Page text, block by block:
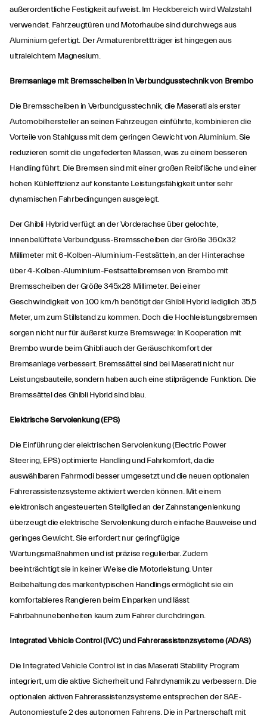
außerordentliche Festigkeit aufweist. Im Heckbereich wird Walzstahl
verwendet. Fahrzeugtüren und Motorhaube sind durchwegs aus
Aluminium gefertigt. Der Armaturenbrettträger ist hingegen aus
ultraleichtem Magnesium.
Bremsanlage mit Bremsscheiben in Verbundgusstechnik von Brembo
Die Bremsscheiben in Verbundgusstechnik, die Maserati als erster
Automobilhersteller an seinen Fahrzeugen einführte, kombinieren die
Vorteile von Stahlguss mit dem geringen Gewicht von Aluminium. Sie
reduzieren somit die ungefederten Massen, was zu einem besseren
Handling führt. Die Bremsen sind mit einer großen Reibfläche und einer
hohen Kühleffizienz auf konstante Leistungsfähigkeit unter sehr
dynamischen Fahrbedingungen ausgelegt.
Der Ghibli Hybrid verfügt an der Vorderachse über gelochte,
innenbelüftete Verbundguss-Bremsscheiben der Größe 360x32
Millimeter mit 6-Kolben-Aluminium-Festsätteln, an der Hinterachse
über 4-Kolben-Aluminium-Festsattelbremsen von Brembo mit
Bremsscheiben der Größe 345x28 Millimeter. Bei einer
Geschwindigkeit von 100 km/h benötigt der Ghibli Hybrid lediglich 35,5
Meter, um zum Stillstand zu kommen. Doch die Hochleistungsbremsen
sorgen nicht nur für äußerst kurze Bremswege: In Kooperation mit
Brembo wurde beim Ghibli auch der Geräuschkomfort der
Bremsanlage verbessert. Bremssättel sind bei Maserati nicht nur
Leistungsbauteile, sondern haben auch eine stilprägende Funktion. Die
Bremssättel des Ghibli Hybrid sind blau.
Elektrische Servolenkung (EPS)
Die Einführung der elektrischen Servolenkung (Electric Power
Steering, EPS) optimierte Handling und Fahrkomfort, da die
auswählbaren Fahrmodi besser umgesetzt und die neuen optionalen
Fahrerassistenzsysteme aktiviert werden können. Mit einem
elektronisch angesteuerten Stellglied an der Zahnstangenlenkung
überzeugt die elektrische Servolenkung durch einfache Bauweise und
geringes Gewicht. Sie erfordert nur geringfügige
Wartungsmaßnahmen und ist präzise regulierbar. Zudem
beeinträchtigt sie in keiner Weise die Motorleistung. Unter
Beibehaltung des markentypischen Handlings ermöglicht sie ein
komfortableres Rangieren beim Einparken und lässt
Fahrbahnunebenheiten kaum zum Fahrer durchdringen.
Integrated Vehicle Control (IVC) und Fahrerassistenzsysteme (ADAS)
Die Integrated Vehicle Control ist in das Maserati Stability Program
integriert, um die aktive Sicherheit und Fahrdynamik zu verbessern. Die
optionalen aktiven Fahrerassistenzsysteme entsprechen der SAE-
Autonomiestufe 2 des autonomen Fahrens. Die in Partnerschaft mit